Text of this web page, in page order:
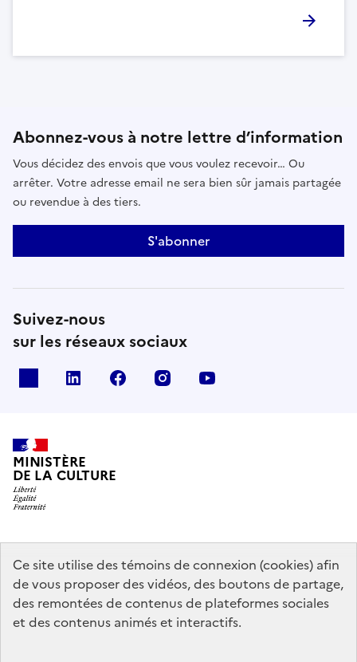
Ce site utilise des témoins de connexion (cookies) afin
de vous proposer des vidéos, des boutons de partage,
des remontées de contenus de plateformes sociales
et des contenus animés et interactifs.
Abonnez-vous à notre lettre d’information
Vous décidez des envois que vous voulez recevoir… Ou
arrêter. Votre adresse email ne sera bien sûr jamais partagée
ou revendue à des tiers.
S'abonner
Suivez-nous
sur les réseaux sociaux
linkedin facebook instagram
MINISTÈRE
DE LA CULTURE
data.gouv.fr legifrance.gouv.fr
info.gouv.fr
service-public.gouv.fr